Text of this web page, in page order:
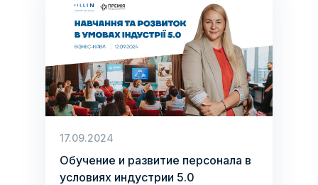
17.09.2024
Обучение и развитие персонала в
условиях индустрии 5.0